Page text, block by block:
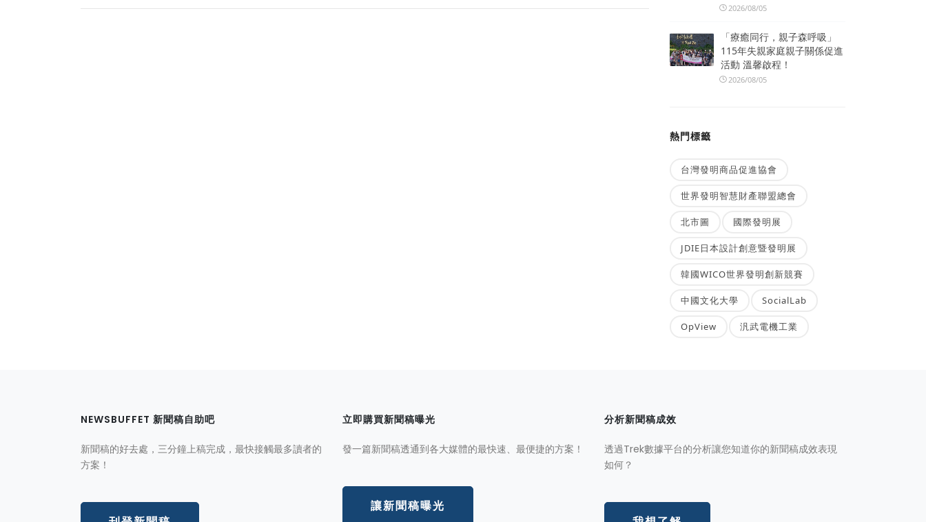
2026/08/05
「療癒同行，親子森呼吸」
115年失親家庭親子關係促進
活動 溫馨啟程！
2026/08/05
熱門標籤
台灣發明商品促進協會
世界發明智慧財產聯盟總會
北市圖 國際發明展
JDIE日本設計創意暨發明展
韓國WICO世界發明創新競賽
中國文化大學 SocialLab
OpView 汎武電機工業
NEWSBUFFET 新聞稿自助吧
新聞稿的好去處，三分鐘上稿完成，最快接觸最多讀者的
方案！
立即購買新聞稿曝光
發一篇新聞稿透通到各大媒體的最快速、最便捷的方案！
讓新聞稿曝光
分析新聞稿成效
透過Trek數據平台的分析讓您知道你的新聞稿成效表現
如何？